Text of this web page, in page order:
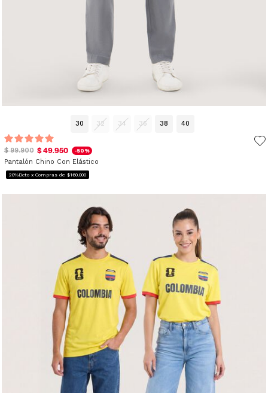
30 32 34 36 38 40
$ 99.900 $ 49.950 -50%
Pantalón Chino Con Elástico
20%Dcto x Compras de $160.000